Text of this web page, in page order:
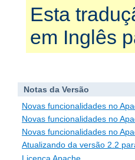
Esta
em Inglês
Notas da Versão
Novas funcionalidades no
Novas funcionalidades no
Novas funcionalidades no
Atualizando da versão 2.2
Licença Apache